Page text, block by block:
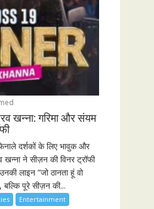
खन्ना: गरिमा और संयम
दर्शकों के लिए भावुक और
ने सीज़न की विनर ट्रॉफी
लाइन “जो ठानता हूं वो
बल्कि पूरे सीज़न की...
Entertainment